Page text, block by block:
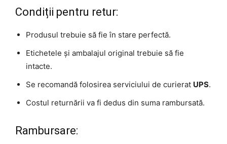
Condiții pentru retur:
Produsul trebuie să fie în stare perfectă.
Etichetele și ambalajul original trebuie să fie
intacte.
Se recomandă folosirea serviciului de curierat UPS.
Costul returnării va fi dedus din suma rambursată.
Rambursare: